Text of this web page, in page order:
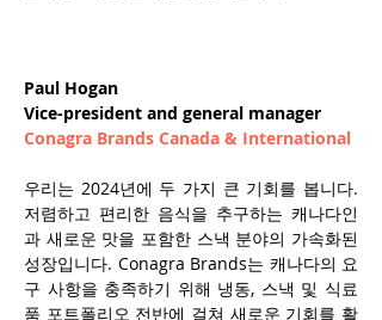
Paul Hogan
Vice-president and general manager
Conagra Brands Canada & International
우리는 2024년에 두 가지 큰 기회를 봅니다.
저렴하고 편리한 음식을 추구하는 캐나다인
과 새로운 맛을 포함한 스낵 분야의 가속화된
성장입니다. Conagra Brands는 캐나다의 요
구 사항을 충족하기 위해 냉동, 스낵 및 식료
품 포트폴리오 전반에 걸쳐 새로운 기회를 활